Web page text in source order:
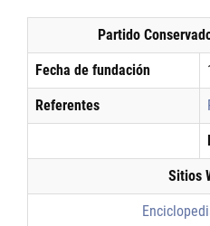
Partido
Fecha de fundación
Referentes
Sitios